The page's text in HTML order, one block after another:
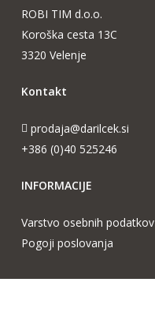
ROBI TIM d.o.o.
Koroška cesta 13C
3320 Velenje
Kontakt
prodaja@darilcek.si
+386 (0)40 525246
INFORMACIJE
Varstvo osebnih podatkov
Pogoji poslovanja